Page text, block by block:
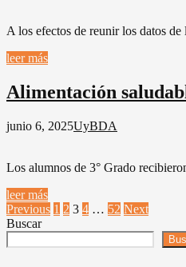
A los efectos de reunir los datos
leer más
Alimentación
junio 6, 2025UyBDA
Los alumnos de 3° Grado
leer más
Paginación
de
entradas
Previous 1 2 3 4 … 52 Next
Buscar